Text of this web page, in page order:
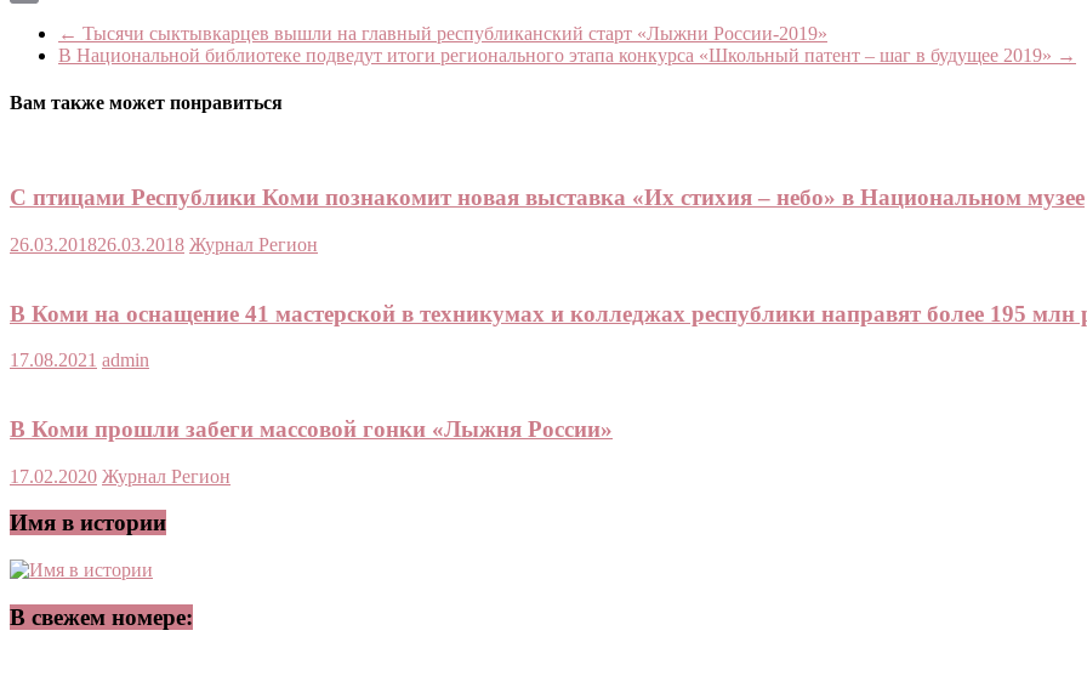
← Тысячи сыктывкарцев вышли на главный республиканский старт «Лыжни России-2019»
В Национальной библиотеке подведут итоги регионального этапа конкурса «Школьный патент – шаг в будущее 2019» →
Вам также может понравиться
С птицами Республики Коми познакомит новая выставка «Их стихия – небо» в Национальном музее
26.03.201826.03.2018 Журнал Регион
В Коми на оснащение 41 мастерской в техникумах и колледжах республики направят более 195 млн
17.08.2021 admin
В Коми прошли забеги массовой гонки «Лыжня России»
17.02.2020 Журнал Регион
Имя в истории
В свежем номере: